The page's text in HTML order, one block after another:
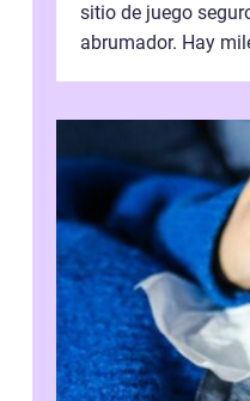
sitio de juego
abrumador. Hay